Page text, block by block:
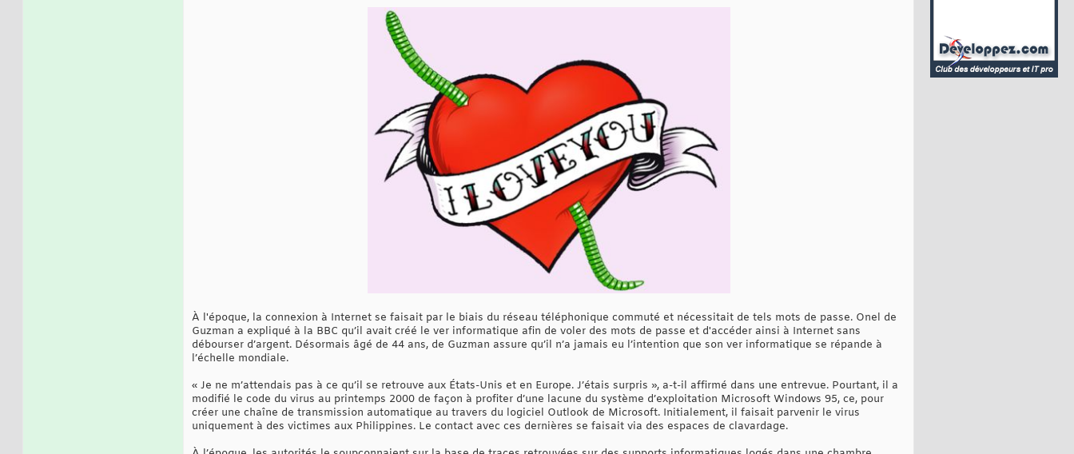
À l'époque, la connexion à Internet se faisait par le biais du réseau téléphonique commuté et nécessitait de tels mots de passe. Onel de
Guzman a expliqué à la BBC qu’il avait créé le ver informatique afin de voler des mots de passe et d'accéder ainsi à Internet sans
débourser d’argent. Désormais âgé de 44 ans, de Guzman assure qu’il n’a jamais eu l’intention que son ver informatique se répande à
l’échelle mondiale.
« Je ne m’attendais pas à ce qu’il se retrouve aux États-Unis et en Europe. J’étais surpris », a-t-il affirmé dans une entrevue. Pourtant, il a
modifié le code du virus au printemps 2000 de façon à profiter d’une lacune du système d’exploitation Microsoft Windows 95, ce, pour
créer une chaîne de transmission automatique au travers du logiciel Outlook de Microsoft. Initialement, il faisait parvenir le virus
uniquement à des victimes aux Philippines. Le contact avec ces dernières se faisait via des espaces de clavardage.